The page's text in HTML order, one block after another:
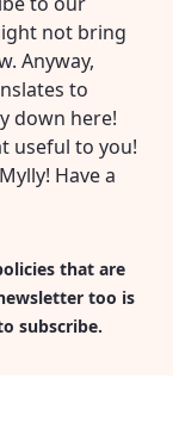
not bring
Anyway,
to
down here!
useful to you!
Have a
that are
too is
subscribe.